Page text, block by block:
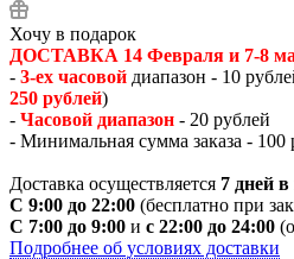
Хочу в подарок
ДОСТАВКА 14 Февраля и 7-8
- 3-ех часовой диапазон - 10
250 рублей)
- Часовой диапазон - 20 рублей
- Минимальная сумма заказа - 100
Доставка осуществляется 7 дней
С 9:00 до 22:00 (бесплатно при
С 7:00 до 9:00 и с 22:00 до 24:00
Подробнее об условиях доставки